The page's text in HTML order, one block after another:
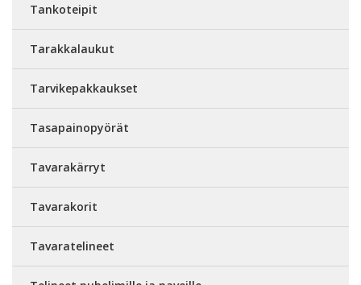
Tankoteipit
Tarakkalaukut
Tarvikepakkaukset
Tasapainopyörät
Tavarakärryt
Tavarakorit
Tavaratelineet